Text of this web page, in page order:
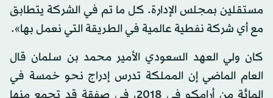
مستقلين بمجلس الإدارة. كل ما تم في الشركة يتطابق
مع أي شركة نفطية عالمية في الطريقة التي نعمل بها».
كان ولي العهد السعودي الأمير محمد بن سلمان قال
العام الماضي إن المملكة تدرس إدراج نحو خمسة في